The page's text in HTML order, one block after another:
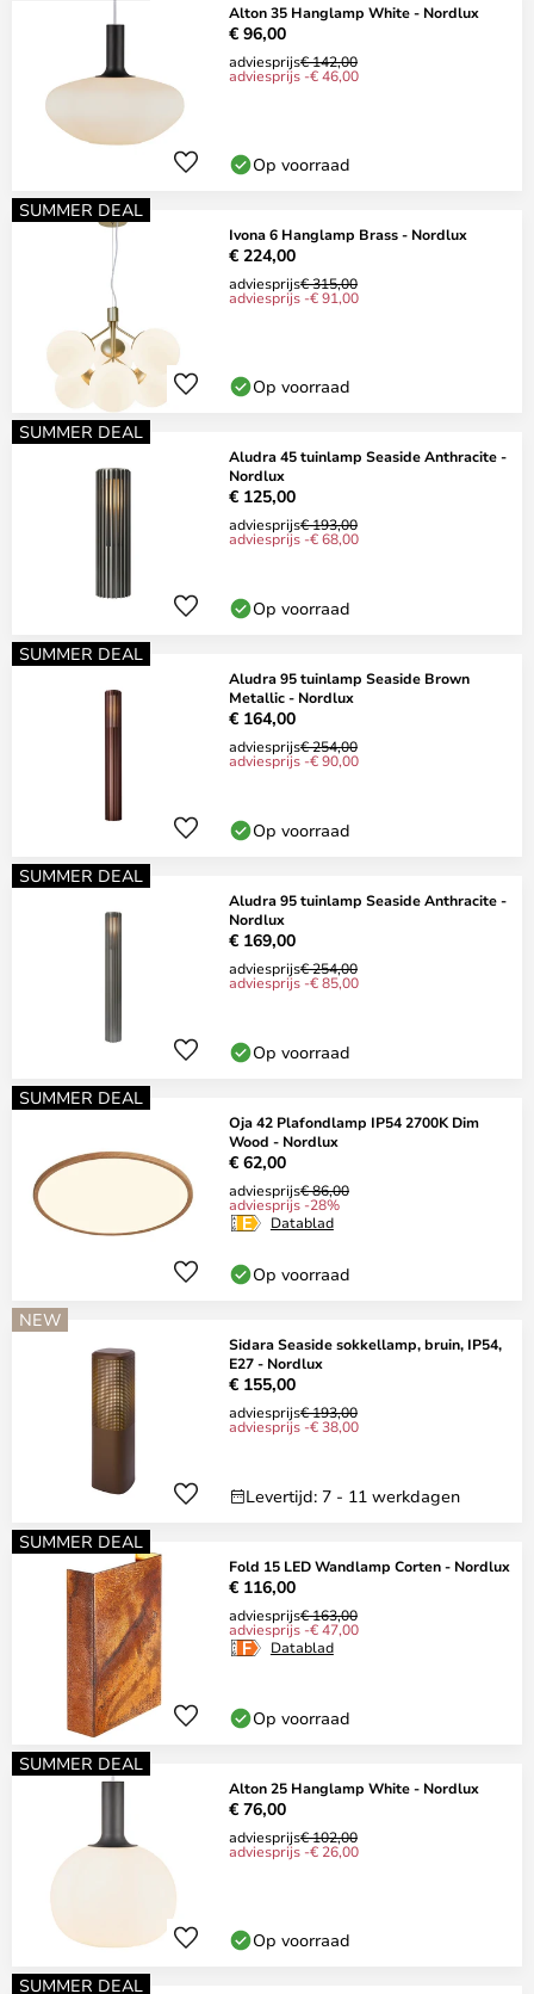
Alton 35 Hanglamp White - Nordlux
€ 96,00
adviesprijs€ 142,00
adviesprijs -€ 46,00
Op voorraad
SUMMER DEAL
Ivona 6 Hanglamp Brass - Nordlux
€ 224,00
adviesprijs€ 315,00
adviesprijs -€ 91,00
Op voorraad
SUMMER DEAL
Aludra 45 tuinlamp Seaside Anthracite -
Nordlux
€ 125,00
adviesprijs€ 193,00
adviesprijs -€ 68,00
Op voorraad
SUMMER DEAL
Aludra 95 tuinlamp Seaside Brown
Metallic - Nordlux
€ 164,00
adviesprijs€ 254,00
adviesprijs -€ 90,00
Op voorraad
SUMMER DEAL
Aludra 95 tuinlamp Seaside Anthracite -
Nordlux
€ 169,00
adviesprijs€ 254,00
adviesprijs -€ 85,00
Op voorraad
SUMMER DEAL
Oja 42 Plafondlamp IP54 2700K Dim
Wood - Nordlux
€ 62,00
adviesprijs€ 86,00
adviesprijs -28%
Datablad
Op voorraad
NEW
Sidara Seaside sokkellamp, bruin, IP54,
E27 - Nordlux
€ 155,00
adviesprijs€ 193,00
adviesprijs -€ 38,00
Levertijd: 7 - 11 werkdagen
SUMMER DEAL
Fold 15 LED Wandlamp Corten - Nordlux
€ 116,00
adviesprijs€ 163,00
adviesprijs -€ 47,00
Datablad
Op voorraad
SUMMER DEAL
Alton 25 Hanglamp White - Nordlux
€ 76,00
adviesprijs€ 102,00
adviesprijs -€ 26,00
Op voorraad
SUMMER DEAL